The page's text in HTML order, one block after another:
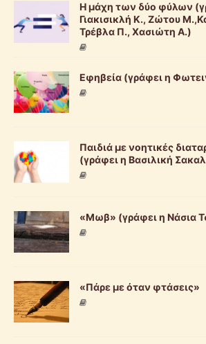
Η μάχη των δύο φύλων
Γιακισικλή Κ., Ζώτου
Τρέβλα Π., Χασιώτη Α.)
Εφηβεία (γράφει η
Παιδιά με νοητικές
(γράφει η Βασιλική
«Μωβ» (γράφει η Νάσια
«Πάρε με όταν φτάσεις»